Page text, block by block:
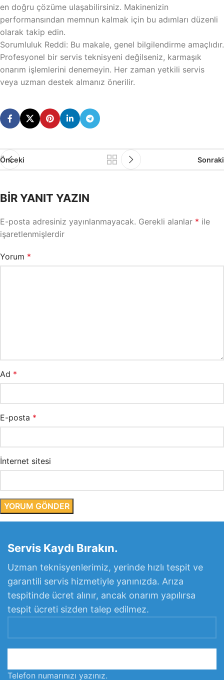
en doğru çözüme ulaşabilirsiniz. Makinenizin
performansından memnun kalmak için bu adımları düzenli
olarak takip edin.
Sorumluluk Reddi: Bu makale, genel bilgilendirme amaçlıdır.
Profesyonel bir servis teknisyeni değilseniz, karmaşık
onarım işlemlerini denemeyin. Her zaman yetkili servis
veya uzman destek almanız önerilir.
Önceki Sonraki
BIR YANIT YAZIN
E-posta adresiniz yayınlanmayacak. Gerekli alanlar * ile
işaretlenmişlerdir
Yorum *
Ad *
E-posta *
İnternet sitesi
Servis Kaydı Bırakın.
Uzman teknisyenlerimiz, yerinde hızlı tespit ve
garantili servis hizmetiyle yanınızda. Arıza
tespitinde ücret alınır, ancak onarım yapılırsa
tespit ücreti sizden talep edilmez.
Telefon numarınızı yazınız.